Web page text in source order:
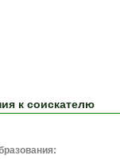
к соискателю